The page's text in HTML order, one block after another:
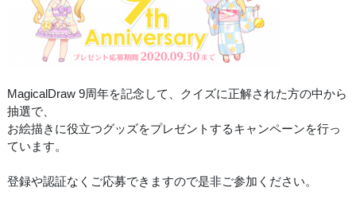
MagicalDraw 9周年を記念して、クイズに正解された方の中から
抽選で、
お絵描きに役立つグッズをプレゼントするキャンペーンを行っ
ています。
登録や認証なくご応募できますので是非ご参加ください。